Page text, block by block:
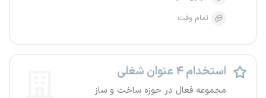
تمام وقت
استخدام ۴ عنوان شغلی
مجموعه فعال در حوزه ساخت و ساز